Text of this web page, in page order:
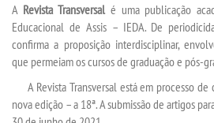
TRANSFERÊNCIA
SEGUNDA GRADUAÇÃO
A Revista Transversalé uma publicação
Educacional de Assis – IEDA. De
confirma a proposição interdisciplinar,
que permeiam os cursos de graduação e pós-
A Revista Transversal está em processo de
nova edição – a 18ª. A submissão de artigos